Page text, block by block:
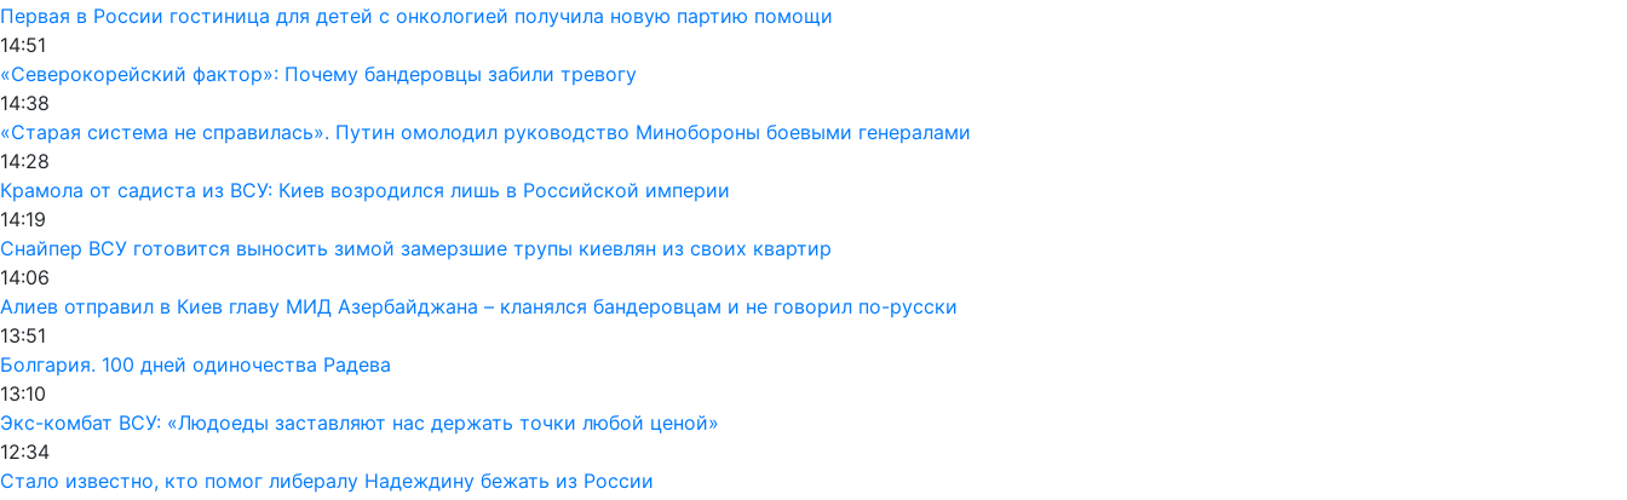
Первая в России гостиница для детей с онкологией получила новую партию помощи
14:51
«Северокорейский фактор»: Почему бандеровцы забили тревогу
14:38
«Старая система не справилась». Путин омолодил руководство Минобороны боевыми генералами
14:28
Крамола от садиста из ВСУ: Киев возродился лишь в Российской империи
14:19
Снайпер ВСУ готовится выносить зимой замерзшие трупы киевлян из своих квартир
14:06
Алиев отправил в Киев главу МИД Азербайджана – кланялся бандеровцам и не говорил по-русски
13:51
Болгария. 100 дней одиночества Радева
13:10
Экс-комбат ВСУ: «Людоеды заставляют нас держать точки любой ценой»
12:34
Стало известно, кто помог либералу Надеждину бежать из России